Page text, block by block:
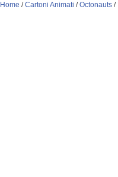
Home /Cartoni Animati /Octonauts /